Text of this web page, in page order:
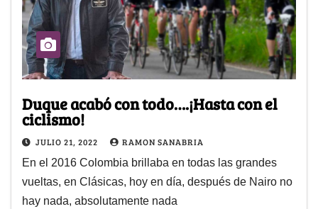
Duque acabó con todo….¡Hasta con el
ciclismo!
JULIO 21, 2022 RAMON SANABRIA
En el 2016 Colombia brillaba en todas las grandes
vueltas, en Clásicas, hoy en día, después de Nairo no
hay nada, absolutamente nada